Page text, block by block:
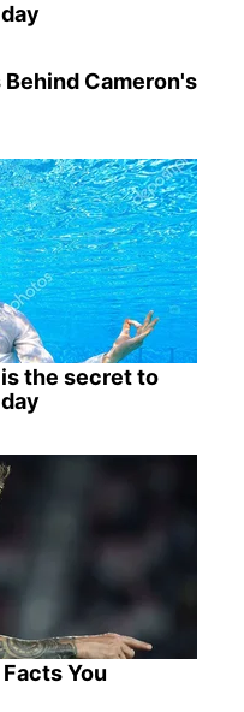
Cameron's
the secret to
You